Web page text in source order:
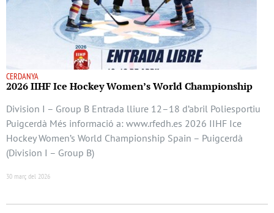
CERDANYA
2026 IIHF Ice Hockey Women’s World Championship
Division I – Group B Entrada lliure 12–18 d’abril Poliesportiu
Puigcerdà Més informació a: www.rfedh.es 2026 IIHF Ice
Hockey Women’s World Championship Spain – Puigcerdà
(Division I – Group B)
30 març del 2026